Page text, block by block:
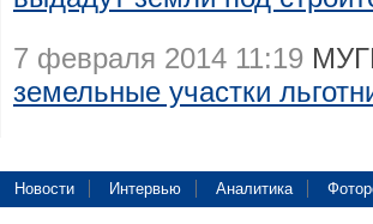
7 февраля 2014 11:19
земельные участки
Новости Интервью Аналитика